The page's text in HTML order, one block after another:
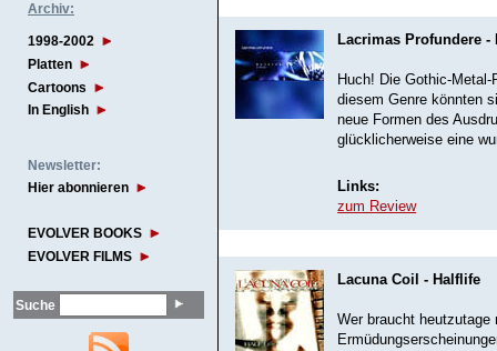
Archiv:
1998-2002
Platten
Cartoons
In English
Newsletter:
Hier abonnieren
EVOLVER BOOKS
EVOLVER FILMS
Suche
Lacrimas Profundere
Huch! Die Gothic-
diesem Genre könnten
neue Formen des
glücklicherweise eine
Links:
zum Review
Lacuna Coil - Halflife
Wer braucht